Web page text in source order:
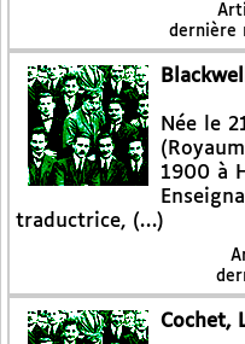
dernière
Née le
1900 à
traductrice, (…)
Cochet,